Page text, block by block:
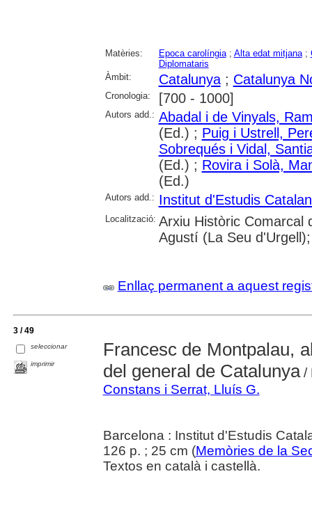
Matèries: Epoca carolíngia; Alta edat mitjana;
Diplomataris
Àmbit:
Catalunya; Catalunya
Cronologia: [700 - 1000]
Autors add.: Abadal i de Vinyals,
(Ed.) ; Puig i Ustrell,
Sobrequés i Vidal,
(Ed.) ; Rovira i Solà,
(Ed.)
Autors add.: Institut d'Estudis
Localització: Arxiu Històric Comarcal
Agustí (La Seu
Enllaç permanent a aquest
3 / 49
seleccionar
imprimir
Francesc de Montpalau,
del general de Catalunya/
Constans i Serrat, Lluís G.
Barcelona : Institut d'Estudis
126 p. ; 25 cm (Memòries de la
Textos en català i castellà.